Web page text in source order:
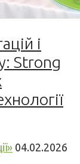
і
Strong
04.02.2026